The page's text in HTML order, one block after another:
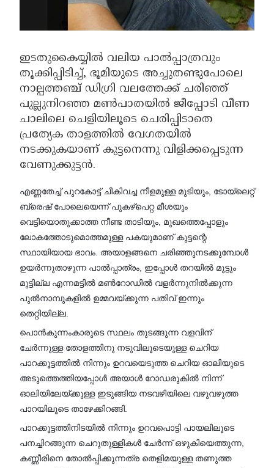
ഇടതുകൈയ്യിൽ വലിയ പാൽപ്പാത്രവും
തൂക്കിപ്പിടിച്ച്, ഭൂമിയുടെ അച്ചുതണ്ടുപോലെ
നാല്പത്തഞ്ച് ഡിഗ്രി വലത്തേക്ക് ചരിഞ്ഞ്
പുല്ലുനിറഞ്ഞ മൺപാതയിൽ ജീപ്പോടി വീണ
ചാലിലെ ചെളിയിലൂടെ ചെരിപ്പിടാതെ
പ്രത്യേക താളത്തിൽ വേഗതയിൽ
നടക്കുകയാണ് കുട്ടനെന്നു വിളിക്കപ്പെടുന്ന
വേണുക്കുട്ടൻ.
എണ്ണതേച്ച് പുറകോട്ട് ചീകിവച്ച നീളമുള്ള മുടിയും, ടോയ്‌ലെറ്റ്
ബ്രെഷ് പോലെയെന്ന് പുകഴ്‌പെറ്റ മീശയും
വെട്ടിയൊതുക്കാത്ത നീണ്ട താടിയും, മുഖത്തെപ്പോളും
ലോകത്തോടുമൊത്തമുള്ള പകയുമാണ് കുട്ടന്റെ
സ്ഥായിയായ ഭാവം. അയാളങ്ങനെ ചരിഞ്ഞുനടക്കുമ്പോൾ
ഉയർന്നുതാഴുന്ന പാൽപ്പാത്രം, ഇപ്പോൾ തറയിൽ മുട്ടും
മുട്ടില്ല എന്നമട്ടിൽ മൺറോഡിൽ വളർന്നുനിൽക്കുന്ന
പുൽനാമ്പുകളിൽ ഉമ്മവയ്ക്കുന്ന പതിവ് ഇന്നും
തെറ്റിയില്ല.
പൊൻകുന്നംകാരുടെ സ്ഥലം തുടങ്ങുന്ന വളവിന്
ചേർന്നുള്ള തോളത്തിനു നടുവിലൂടെയുള്ള ചെറിയ
പാറക്കൂട്ടത്തിൽ നിന്നും ഉറവയെടുത്ത ചെറിയ ഓലിയുടെ
അടുത്തെത്തിയപ്പോൾ അയാൾ റോഡരുകിൽ നിന്ന്
ഓലിയിലേയ്ക്കുള്ള ഇടുങ്ങിയ നടവഴിയിലെ വഴുവഴുത്ത
പാറയിലൂടെ താഴേക്കിറങ്ങി.
പാറക്കൂട്ടത്തിനിടയിൽ നിന്നും ഉറവപൊട്ടി പായലിലൂടെ
പനച്ചിറങ്ങുന്ന ചെറുതുള്ളികൾ ചേർന്ന് ഒഴുകിയെത്തുന്ന,
കണ്ണീരിനെ തോൽപ്പിക്കുന്നത്ര തെളിമയുള്ള തണുത്ത